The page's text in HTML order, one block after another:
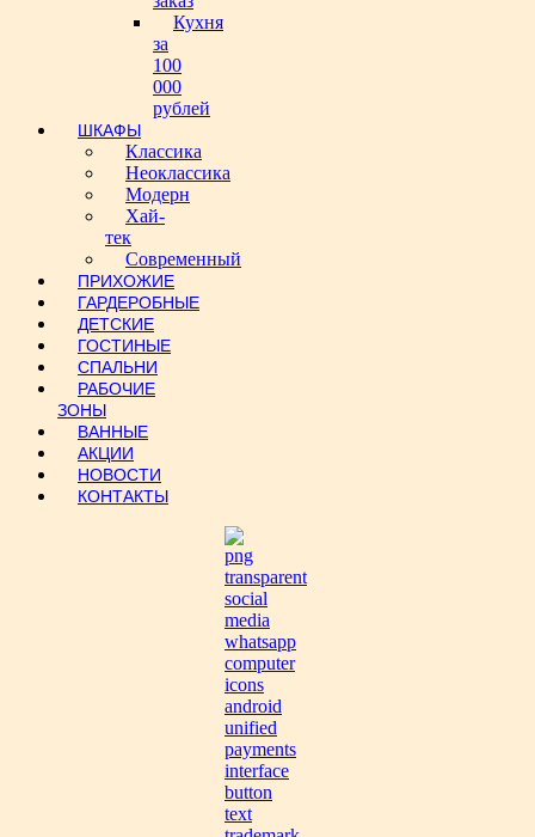
Кухня
за
100
000
рублей
ШКАФЫ
Классика
Неоклассика
Модерн
Хай-
тек
Современный
ПРИХОЖИЕ
ГАРДЕРОБНЫЕ
ДЕТСКИЕ
ГОСТИНЫЕ
СПАЛЬНИ
РАБОЧИЕ
ЗОНЫ
ВАННЫЕ
АКЦИИ
НОВОСТИ
КОНТАКТЫ